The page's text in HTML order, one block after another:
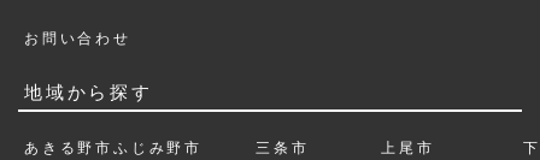
お問い合わせ
地域から探す
あきる野市 ふじみ野市 三条市 上尾市